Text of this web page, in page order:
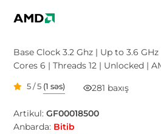
Base Clock 3.2 Ghz | Up to 3.6 GHz
Cores 6 | Threads 12 | Unlocked |
5 / 5 (1 səs) 281 baxış
Artikul:GF00018500
Anbarda: Bitib